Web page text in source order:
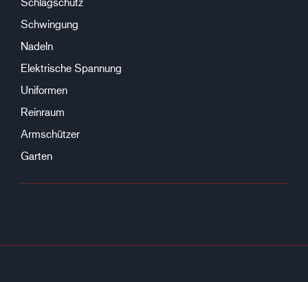
Schwingung
Nadeln
Elektrische Spannung
Uniformen
Reinraum
Armschützer
Garten